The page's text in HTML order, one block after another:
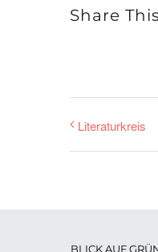
Share
Literaturkreis
BLICK AUF